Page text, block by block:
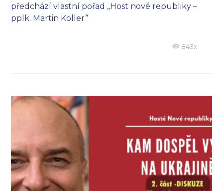
předchází vlastní pořad „Host nové republiky –
pplk. Martin Koller“
843x